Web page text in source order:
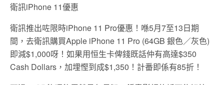
衛訊iPhone 11優惠
衛訊推出咗限時iPhone 11 Pro優惠！喺5月7至13日期
間，去衛訊購買Apple iPhone 11 Pro (64GB 銀色／灰色)
即減$1,000呀！如果用恒生卡俾錢既話仲有高達$350
Cash Dollars，加埋慳到成$1,350！計番即係有85折！